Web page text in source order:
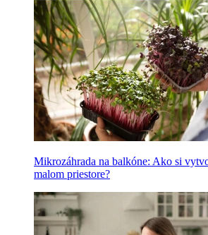
Mikrozáhrada na balkóne: Ako si
malom priestore?